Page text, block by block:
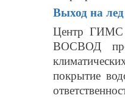
Выход на
Центр ГИМС
ВОСВОД
покрытие